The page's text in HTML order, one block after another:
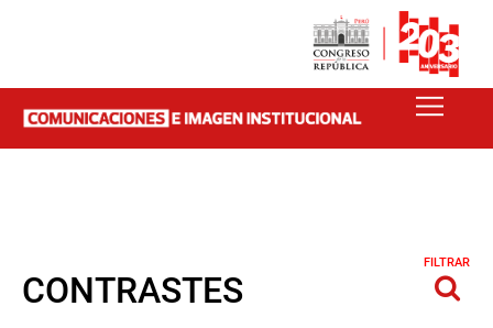
CONTRASTES
FILTRAR